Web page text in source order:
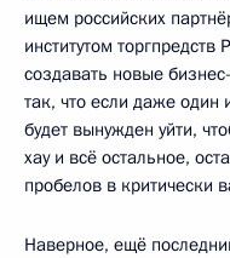
ищем российских
институтом
создавать новые
так, что если даже один
будет вынужден уйти,
хау и всё остальное,
пробелов в критически
Наверное, ещё